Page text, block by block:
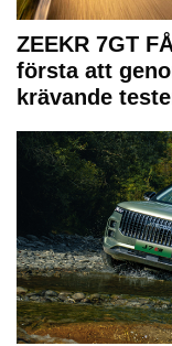
ZEEKR 7GT
första att
krävande